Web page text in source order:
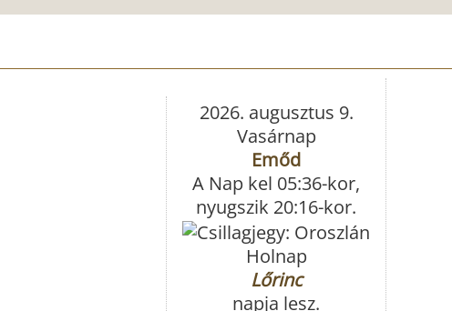
2026. augusztus 9.
Vasárnap
Emőd
A Nap kel 05:36-kor,
nyugszik 20:16-kor.
Holnap
Lőrinc
napja lesz.